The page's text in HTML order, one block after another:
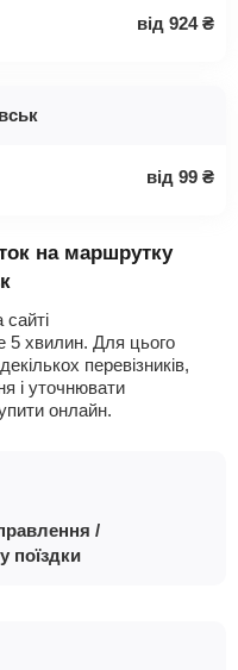
від 924 ₴
від 99 ₴
хвилин. Для цього
перевізників,
і уточнювати
онлайн.
/
поїздки